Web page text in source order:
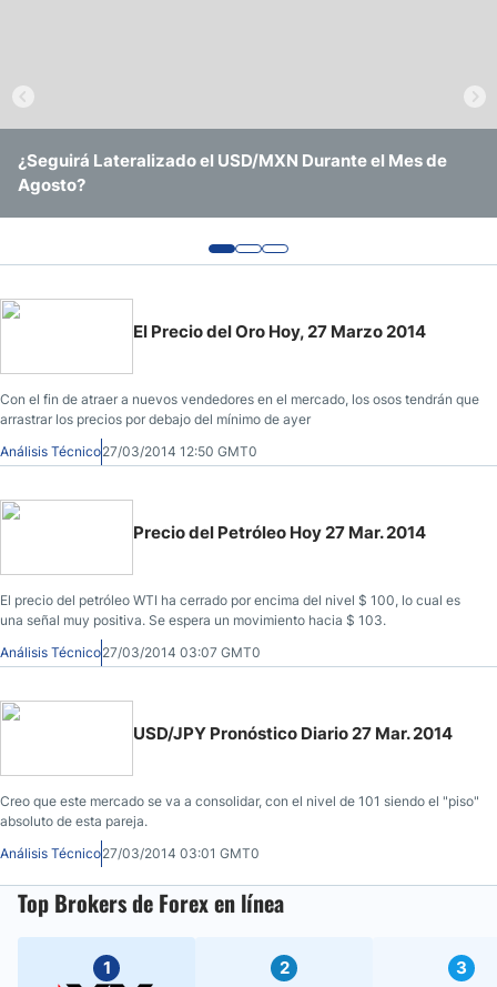
Precio del Petróleo
Pronóstico Semanal Forex
¿Seguirá Lateralizado el USD/MXN Durante el Mes de
Agosto?
EUR/USD Continúa Operando Sin Ninguna Convicción
Clara
USD/BRL Se Mantiene en Rango Amid Recorte de Tasas y
Vigilancia Electoral
El Precio del Oro Hoy, 27 Marzo 2014
Con el fin de atraer a nuevos vendedores en el mercado, los osos tendrán que
arrastrar los precios por debajo del mínimo de ayer
Análisis Técnico27/03/2014 12:50 GMT0
Precio del Petróleo Hoy 27 Mar. 2014
El precio del petróleo WTI ha cerrado por encima del nivel $ 100, lo cual es
una señal muy positiva. Se espera un movimiento hacia $ 103.
Análisis Técnico27/03/2014 03:07 GMT0
USD/JPY Pronóstico Diario 27 Mar. 2014
Creo que este mercado se va a consolidar, con el nivel de 101 siendo el "piso"
absoluto de esta pareja.
Análisis Técnico27/03/2014 03:01 GMT0
Top Brokers de Forex en línea
1 2 3